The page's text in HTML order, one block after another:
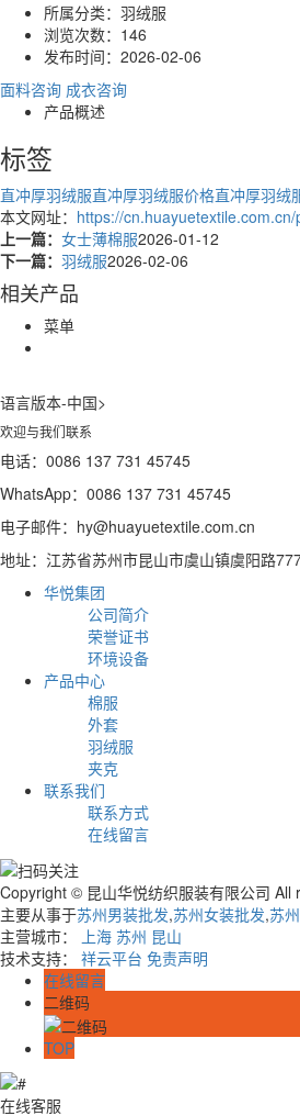
所属分类： 羽绒服
浏览次数： 146
发布时间： 2026-02-06
面料咨询 成衣咨询
产品概述
标签
直冲厚羽绒服直冲厚羽绒服价格直冲厚羽绒
本文网址： https://
上一篇： 女士薄棉服2026-01-12
下一篇： 羽绒服2026-02-06
相关产品
菜单
语言版本-中国>
欢迎与我们联系
电话：0086 137 731 45745
WhatsApp：0086 137 731 45745
电子邮件：hy@huayuetextile.com.cn
地址：江苏省苏州市昆山市虞山镇虞阳路
华悦集团
公司简介
荣誉证书
环境设备
产品中心
棉服
外套
羽绒服
夹克
联系我们
联系方式
在线留言
Copyright © 昆山华悦纺织服装有限公司 All
主要从事于苏州男装批发,苏州女装批发,苏
主营城市：
上海 苏州 昆山
技术支持： 祥云平台 免责声明
在线留言
二维码
TOP
在线客服